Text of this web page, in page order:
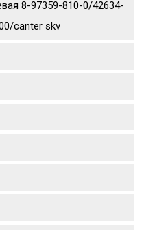
8-97359-810-0/42634-
canter skv